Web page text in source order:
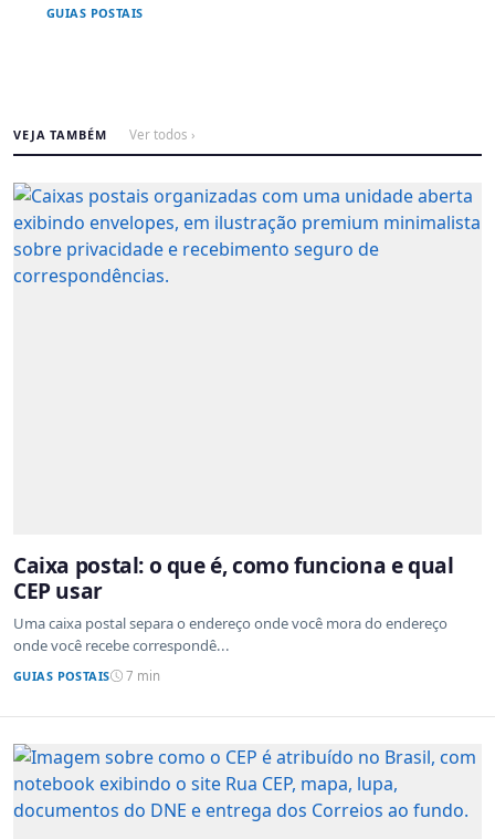
GUIAS POSTAIS
VEJA TAMBÉM Ver todos ›
Caixa postal: o que é, como funciona e qual
CEP usar
Uma caixa postal separa o endereço onde você mora do endereço
onde você recebe correspondê...
GUIAS POSTAIS 7 min